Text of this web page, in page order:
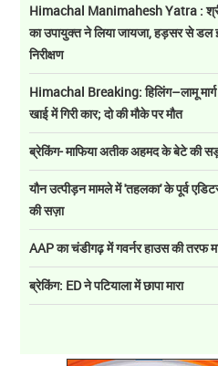
Himachal Manimahesh Yatra : श्री
का उपायुक्त ने लिया जायजा, हड़सर से
निरीक्षण
Himachal Breaking: हिलिंग–लामू मार्ग
खाई में गिरी कार; दो की मौके पर मौत
ब्रेकिंग- माफिया अतीक अहमद के बेटे की
यौन उत्पीड़न मामले में 'तहलका' के पूर्व
की सज़ा
AAP का चंडीगढ़ में गवर्नर हाउस की तरफ
ब्रेकिंग: ED ने पटियाला में छापा मारा